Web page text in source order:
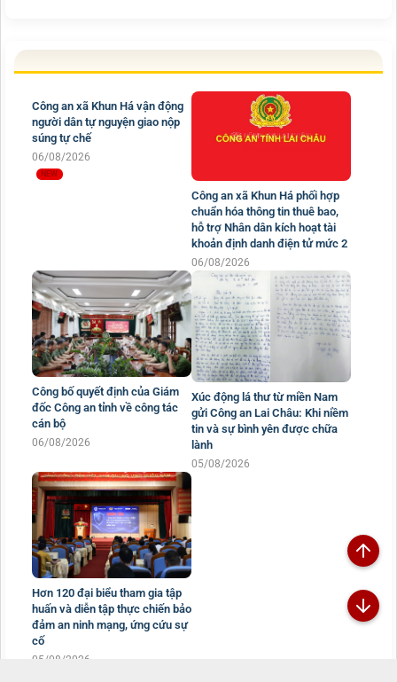
Công an xã Khun Há vận động
người dân tự nguyện giao nộp
súng tự chế
06/08/2026
Công an xã Khun Há phối hợp
chuẩn hóa thông tin thuê bao,
hỗ trợ Nhân dân kích hoạt tài
khoản định danh điện tử mức 2
06/08/2026
Công bố quyết định của Giám
đốc Công an tỉnh về công tác
cán bộ
06/08/2026
Xúc động lá thư từ miền Nam
gửi Công an Lai Châu: Khi niềm
tin và sự bình yên được chữa
lành
05/08/2026
Hơn 120 đại biểu tham gia tập
huấn và diễn tập thực chiến bảo
đảm an ninh mạng, ứng cứu sự
cố
05/08/2026